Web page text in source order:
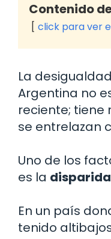
Contenido
click para ver
La
Argentina no
reciente; tiene
se entrelazan
Uno de los
es la
En un país
tenido